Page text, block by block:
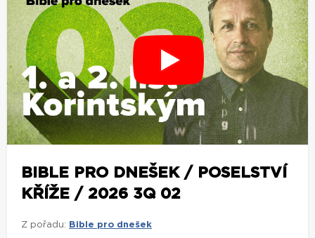
BIBLE PRO DNEŠEK / POSELSTVÍ
KŘÍŽE / 2026 3Q 02
Z pořadu: Bible pro dnešek